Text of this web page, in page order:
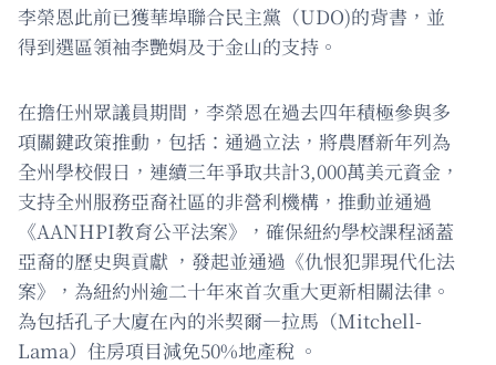
李榮恩此前已獲華埠聯合民主黨（UDO)的背書，並
得到選區領袖李艷娟及于金山的支持。
在擔任州眾議員期間，李榮恩在過去四年積極參與多
項關鍵政策推動，包括：通過立法，將農曆新年列為
全州學校假日，連續三年爭取共計3,000萬美元資金，
支持全州服務亞裔社區的非營利機構，推動並通過
《AANHPI教育公平法案》，確保紐約學校課程涵蓋
亞裔的歷史與貢獻 ，發起並通過《仇恨犯罪現代化法
案》，為紐約州逾二十年來首次重大更新相關法律。
為包括孔子大廈在內的米契爾—拉馬（Mitchell-
Lama）住房項目減免50%地產稅 。